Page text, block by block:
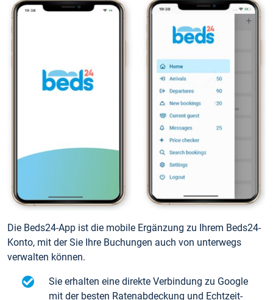
Die Beds24-App ist die mobile Ergänzung zu Ihrem Beds24-
Konto, mit der Sie Ihre Buchungen auch von unterwegs
verwalten können.
Sie erhalten eine direkte Verbindung zu Google
mit der besten Ratenabdeckung und Echtzeit-